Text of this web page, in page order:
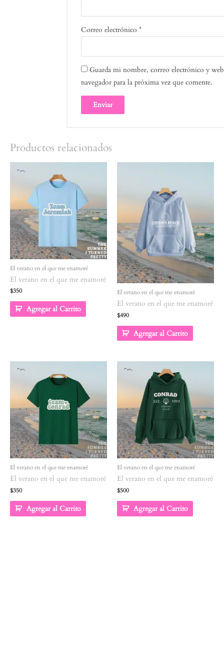
Correo electrónico*
Guarda mi nombre, correo electrónico y web
navegador para la próxima vez que comente.
Productos relacionados
El verano en el que me enamoré
El verano en el que me enamoré
$350
Agregar al Carrito
El verano en el que me enamoré
El verano en el que me enamoré
$490
Agregar al Carrito
El verano en el que me enamoré
El verano en el que me enamoré
$350
Agregar al Carrito
El verano en el que me enamoré
El verano en el que me enamoré
$500
Agregar al Carrito